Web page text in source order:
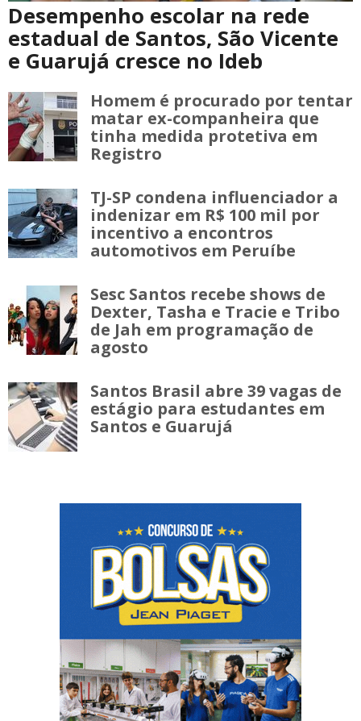
Desempenho escolar na rede
estadual de Santos, São Vicente
e Guarujá cresce no Ideb
Homem é procurado por tentar
matar ex-companheira que
tinha medida protetiva em
Registro
TJ-SP condena influenciador a
indenizar em R$ 100 mil por
incentivo a encontros
automotivos em Peruíbe
Sesc Santos recebe shows de
Dexter, Tasha e Tracie e Tribo
de Jah em programação de
agosto
Santos Brasil abre 39 vagas de
estágio para estudantes em
Santos e Guarujá